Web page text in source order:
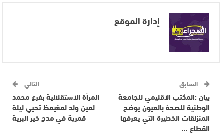
إدارة الموقع
السابق
بيان :المكتب الاقليمي للجامعة
الوطنية للصحة بالعيون يوضح
المنزلقات الخطيرة التي يعرفها
القطاع …
التالي
المرأة الاستقلالية بفرع محمد
لمين ولد لمغيمظ تحيي ليلة
قمرية في مدح خير البرية